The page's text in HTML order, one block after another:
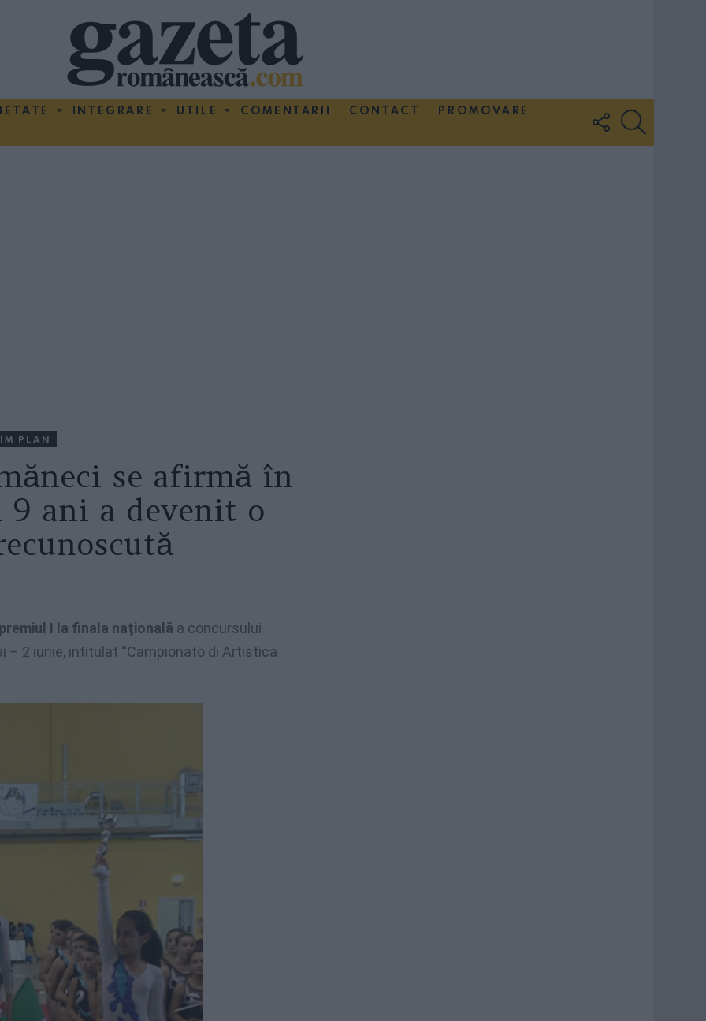
INTEGRARE UTILE COMENTARII CONTACT
PROMOVARE
FOLLOW
US
PLAN
se afirmă în
ani a devenit o
premiul I la finala naţională a concursului
– 2 iunie, intitulat “Campionato di Artistica